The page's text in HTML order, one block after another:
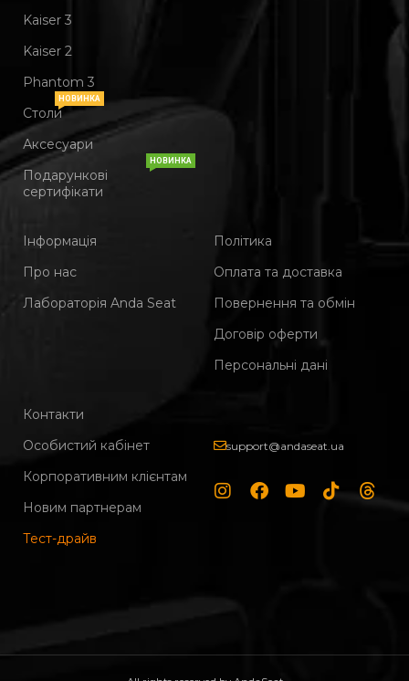
Kaiser 3
Kaiser 2
Phantom 3
Столи
НОВИНКА
Аксесуари
Подарункові
сертифікати
НОВИНКА
Інформація
Про нас
Лабораторія Anda Seat
Політика
Оплата та доставка
Повернення та обмін
Договір оферти
Персональні дані
Контакти
Особистий кабінет
Корпоративним клієнтам
Новим партнерам
Тест-драйв
support@andaseat.ua